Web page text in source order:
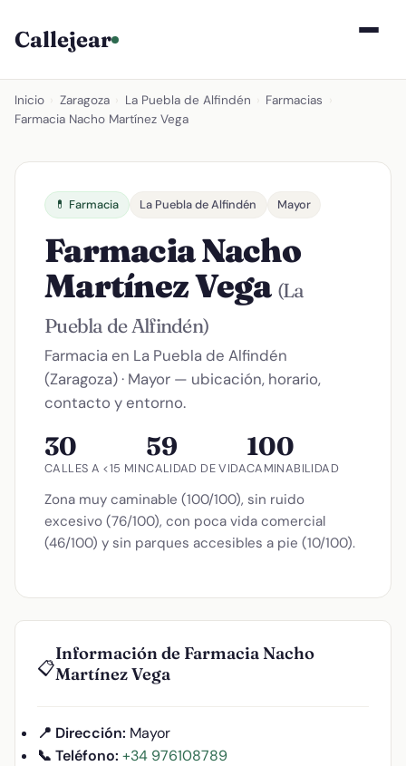
Callejear
Inicio Zaragoza La Puebla de Alfindén Farmacias
Farmacia Nacho Martínez Vega
💊 Farmacia La Puebla de Alfindén Mayor
Farmacia Nacho
Martínez Vega (La
Puebla de Alfindén)
Farmacia en La Puebla de Alfindén
(Zaragoza) · Mayor — ubicación, horario,
contacto y entorno.
30
CALLES A <15 MIN
59
CALIDAD DE VIDA
100
CAMINABILIDAD
Zona muy caminable (100/100), sin ruido
excesivo (76/100), con poca vida comercial
(46/100) y sin parques accesibles a pie (10/100).
📋
Información de Farmacia Nacho
Martínez Vega
📍 Dirección: Mayor
📞 Teléfono: +34 976108789